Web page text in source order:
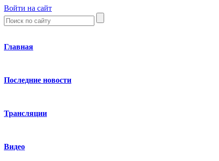
Войти на сайт
Главная
Последние новости
Трансляции
Видео